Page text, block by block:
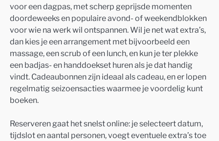
voor een dagpas, met scherp geprijsde momenten
doordeweeks en populaire avond- of weekendblokken
voor wie na werk wil ontspannen. Wil je net wat extra’s,
dan kies je een arrangement met bijvoorbeeld een
massage, een scrub of een lunch, en kun je ter plekke
een badjas- en handdoekset huren als je dat handig
vindt. Cadeaubonnen zijn ideaal als cadeau, en er lopen
regelmatig seizoensacties waarmee je voordelig kunt
boeken.
Reserveren gaat het snelst online: je selecteert datum,
tijdslot en aantal personen, voegt eventuele extra’s toe